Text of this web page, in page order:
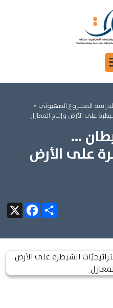
لدراسة المشروع الصهيوني »
على الأرض وإنتاج المعازل
...
على الأرض
X
FacebookShare